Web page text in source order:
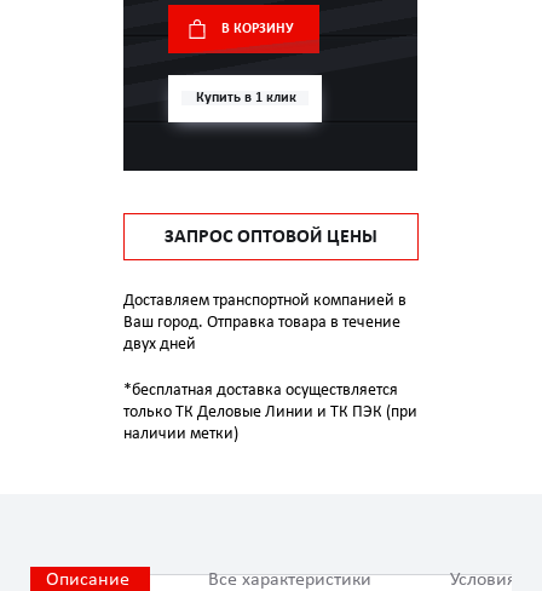
В КОРЗИНУ
Купить в 1 клик
ЗАПРОС ОПТОВОЙ ЦЕНЫ
Доставляем транспортной компанией в
Ваш город. Отправка товара в течение
двух дней
*бесплатная доставка осуществляется
только ТК Деловые Линии и ТК ПЭК (при
наличии метки)
Описание Все характеристики Условия